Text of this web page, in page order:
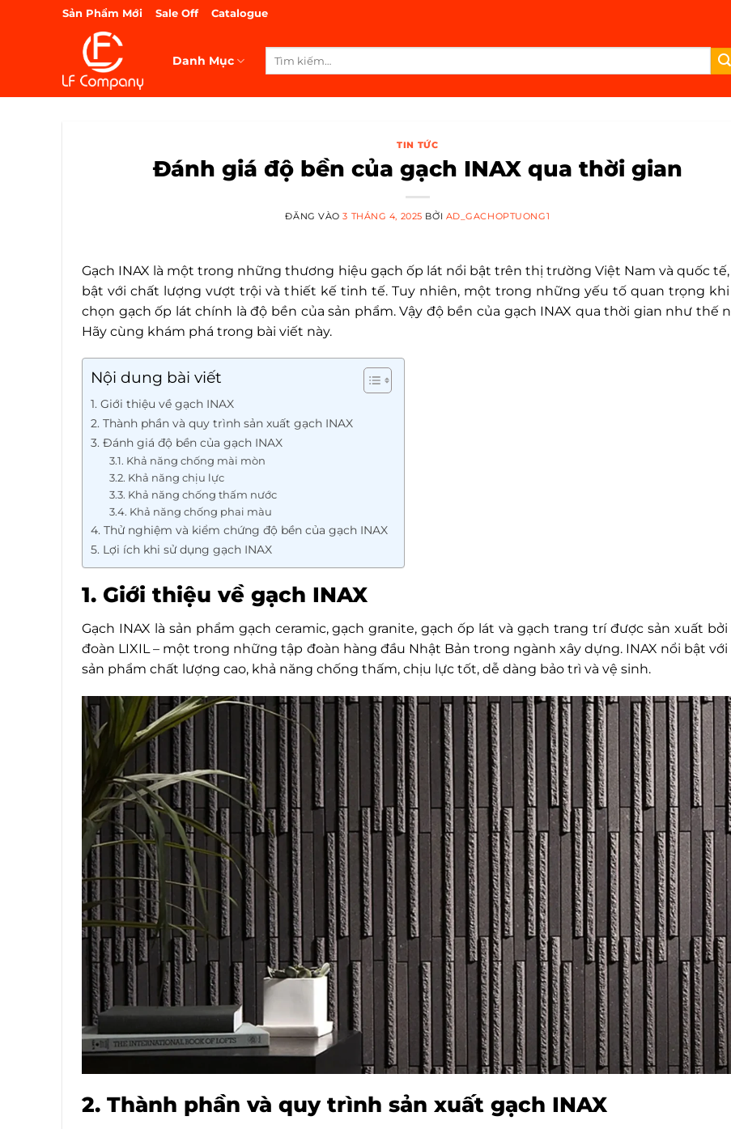
Sản Phẩm Mới Sale Off Catalogue
Danh Mục
Tìm
TIN TỨC
Đánh giá độ bền của gạch INAX qua thời gian
ĐĂNG VÀO3 THÁNG 4, 2025 BỞI AD_GACHOPTUONG1
Gạch INAX là một trong những thương hiệu gạch ốp lát nổi bật trên thị trường Việt Nam và quốc
bật với chất lượng vượt trội và thiết kế tinh tế. Tuy nhiên, một trong những yếu tố quan trọng khi
chọn gạch ốp lát chính là độ bền của sản phẩm. Vậy độ bền của gạch INAX qua thời gian như thế
Hãy cùng khám phá trong bài viết này.
Nội dung bài viết
1. Giới thiệu về gạch INAX
2. Thành phần và quy trình sản xuất gạch INAX
3. Đánh giá độ bền của gạch INAX
3.1. Khả năng chống mài mòn
3.2. Khả năng chịu lực
3.3. Khả năng chống thấm nước
3.4. Khả năng chống phai màu
4. Thử nghiệm và kiểm chứng độ bền của gạch INAX
5. Lợi ích khi sử dụng gạch INAX
1. Giới thiệu về gạch INAX
Gạch INAX là sản phẩm gạch ceramic, gạch granite, gạch ốp lát và gạch trang trí được sản xuất bởi
đoàn LIXIL – một trong những tập đoàn hàng đầu Nhật Bản trong ngành xây dựng. INAX nổi bật với
sản phẩm chất lượng cao, khả năng chống thấm, chịu lực tốt, dễ dàng bảo trì và vệ sinh.
2. Thành phần và quy trình sản xuất gạch INAX